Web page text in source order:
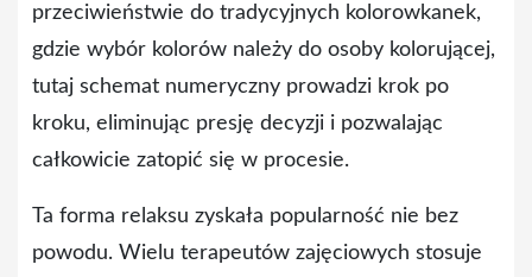
przeciwieństwie do tradycyjnych kolorowkanek,
gdzie wybór kolorów należy do osoby kolorującej,
tutaj schemat numeryczny prowadzi krok po
kroku, eliminując presję decyzji i pozwalając
całkowicie zatopić się w procesie.
Ta forma relaksu zyskała popularność nie bez
powodu. Wielu terapeutów zajęciowych stosuje